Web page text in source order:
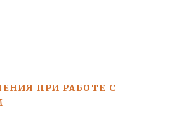
ПРИ РАБОТЕ С